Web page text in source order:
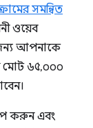
সমন্বিত
ওয়েব
আপনাকে
মোট ৬৫,০০০
করুন এবং